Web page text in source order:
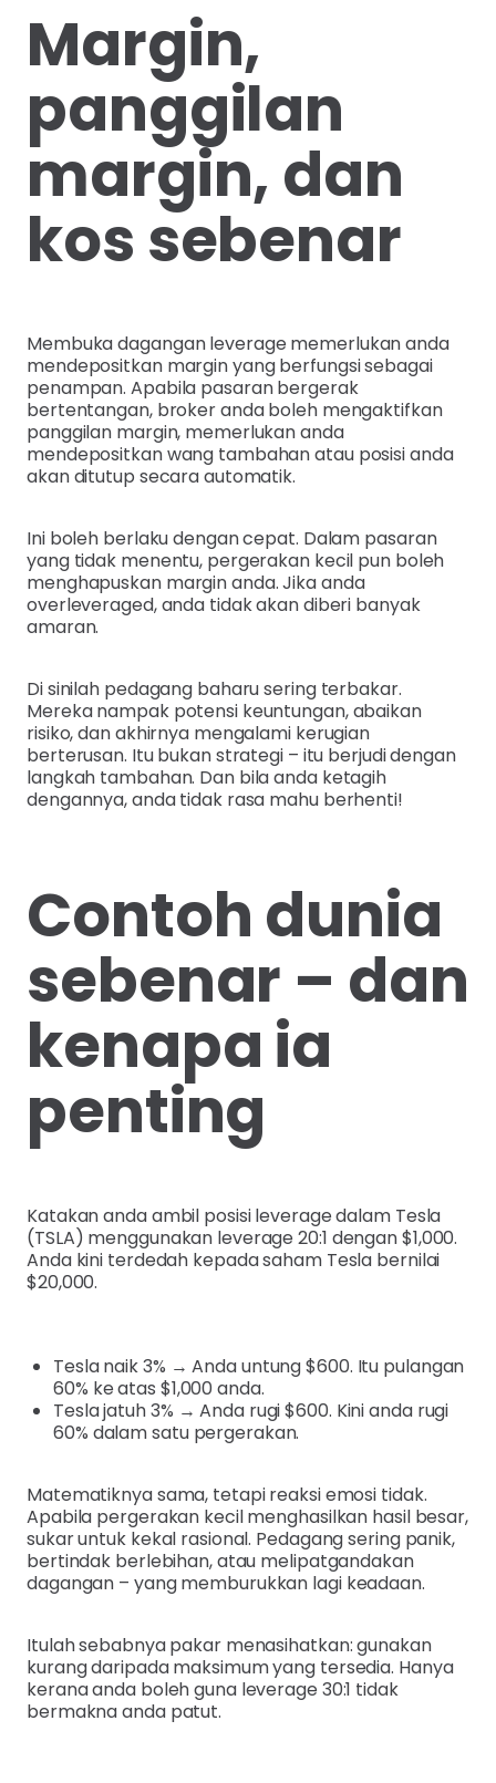
Margin,
panggilan
margin, dan
kos sebenar
Membuka dagangan leverage memerlukan anda
mendepositkan margin yang berfungsi sebagai
penampan. Apabila pasaran bergerak
bertentangan, broker anda boleh mengaktifkan
panggilan margin, memerlukan anda
mendepositkan wang tambahan atau posisi anda
akan ditutup secara automatik.
Ini boleh berlaku dengan cepat. Dalam pasaran
yang tidak menentu, pergerakan kecil pun boleh
menghapuskan margin anda. Jika anda
overleveraged, anda tidak akan diberi banyak
amaran.
Di sinilah pedagang baharu sering terbakar.
Mereka nampak potensi keuntungan, abaikan
risiko, dan akhirnya mengalami kerugian
berterusan. Itu bukan strategi – itu berjudi dengan
langkah tambahan. Dan bila anda ketagih
dengannya, anda tidak rasa mahu berhenti!
Contoh dunia
sebenar – dan
kenapa ia
penting
Katakan anda ambil posisi leverage dalam Tesla
(TSLA) menggunakan leverage 20:1 dengan $1,000.
Anda kini terdedah kepada saham Tesla bernilai
$20,000.
Tesla naik 3% → Anda untung $600. Itu pulangan
60% ke atas $1,000 anda.
Tesla jatuh 3% → Anda rugi $600. Kini anda rugi
60% dalam satu pergerakan.
Matematiknya sama, tetapi reaksi emosi tidak.
Apabila pergerakan kecil menghasilkan hasil besar,
sukar untuk kekal rasional. Pedagang sering panik,
bertindak berlebihan, atau melipatgandakan
dagangan – yang memburukkan lagi keadaan.
Itulah sebabnya pakar menasihatkan: gunakan
kurang daripada maksimum yang tersedia. Hanya
kerana anda boleh guna leverage 30:1 tidak
bermakna anda patut.